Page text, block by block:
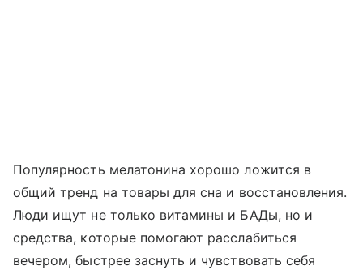
Популярность мелатонина хорошо ложится в
общий тренд на товары для сна и восстановления.
Люди ищут не только витамины и БАДы, но и
средства, которые помогают расслабиться
вечером, быстрее заснуть и чувствовать себя